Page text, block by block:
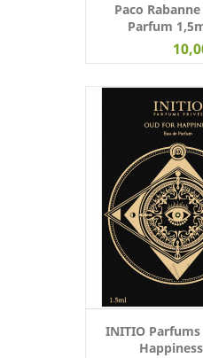
Paco
Parfum
INITIO